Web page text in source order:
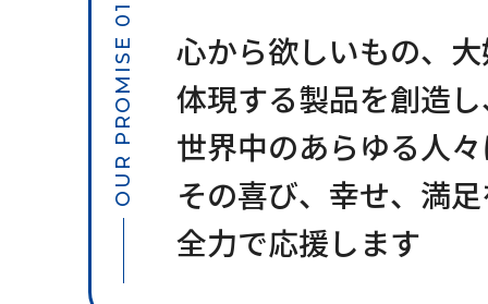
OUR PROMISE 01
心から欲しいもの、
体現する製品を創造
世界中のあらゆる人
その喜び、幸せ、満
全力で応援します